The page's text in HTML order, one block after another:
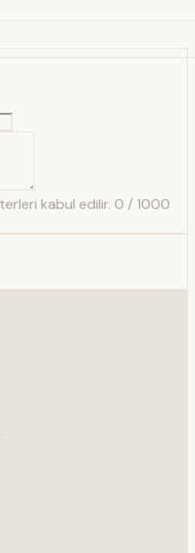
kabul edilir. 0 / 1000